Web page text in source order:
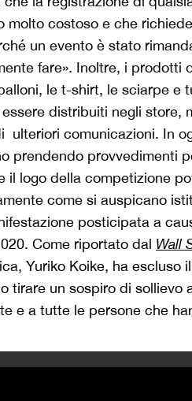
molto costoso e che
un evento è stato
fare». Inoltre, i prodotti
le t-shirt, le sciarpe e
distribuiti negli store,
ulteriori comunicazioni. In
prendendo provvedimenti
il logo della competizione
come si auspicano
posticipata a
Come riportato dal Wall
Yuriko Koike, ha escluso
tirare un sospiro di sollievo
e a tutte le persone che